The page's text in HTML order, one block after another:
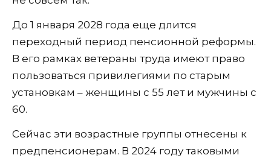
До 1 января 2028 года еще длится
переходный период пенсионной реформы.
В его рамках ветераны труда имеют право
пользоваться привилегиями по старым
установкам – женщины с 55 лет и мужчины с
60.
Сейчас эти возрастные группы отнесены к
предпенсионерам. В 2024 году таковыми